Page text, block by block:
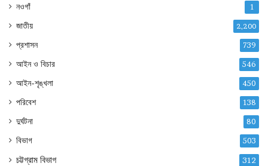
নওগাঁ 1
জাতীয় 2,200
প্রশাসন 739
আইন ও বিচার 546
আইন-শৃঙ্খলা 450
পরিবেশ 138
দুর্ঘটনা 80
বিভাগ 503
চট্টগ্রাম বিভাগ 312